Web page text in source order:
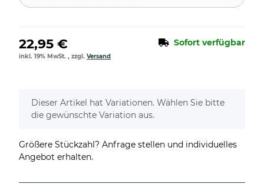
22,95 € Sofort verfügbar
inkl. 19% MwSt. , zzgl. Versand
x
Dieser Artikel hat Variationen. Wählen Sie bitte
die gewünschte Variation aus.
Größere Stückzahl? Anfrage stellen und individuelles
Angebot erhalten.